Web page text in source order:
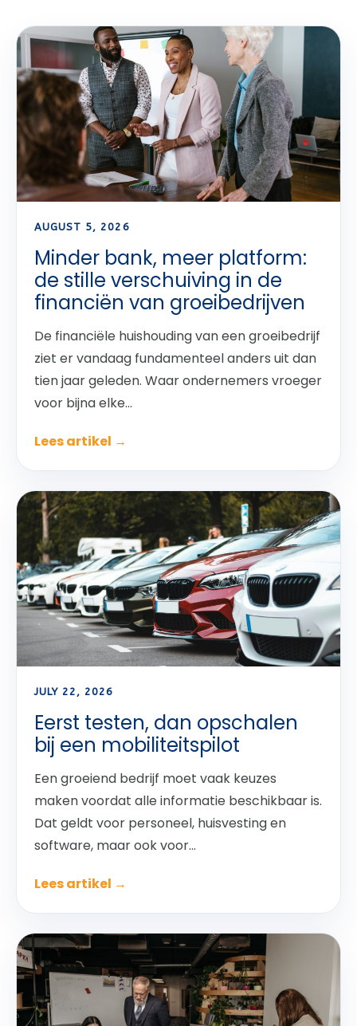
AUGUST 5, 2026
Minder bank, meer platform:
de stille verschuiving in de
financiën van groeibedrijven
De financiële huishouding van een groeibedrijf
ziet er vandaag fundamenteel anders uit dan
tien jaar geleden. Waar ondernemers vroeger
voor bijna elke...
Lees artikel →
JULY 22, 2026
Eerst testen, dan opschalen
bij een mobiliteitspilot
Een groeiend bedrijf moet vaak keuzes
maken voordat alle informatie beschikbaar is.
Dat geldt voor personeel, huisvesting en
software, maar ook voor...
Lees artikel →